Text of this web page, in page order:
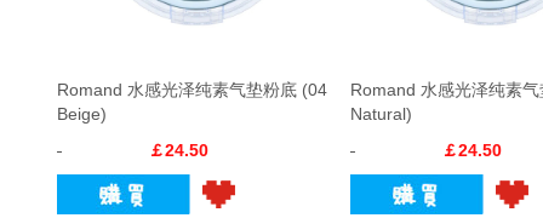
Romand 水感光泽纯素气垫粉底 (04
Beige)
￡24.50
Romand 水感光泽纯素
Natural)
￡24.50